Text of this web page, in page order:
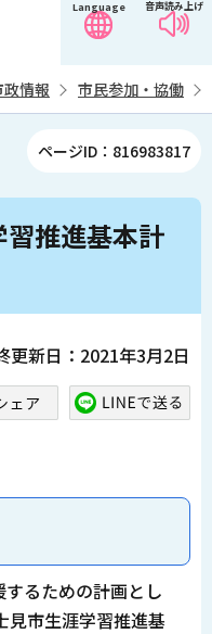
音声読み上げ
Language
政情報 市民参加・協働
ページID：816983817
推進基本計
更新日：2021年3月2日
るための計画とし
見市生涯学習推進基